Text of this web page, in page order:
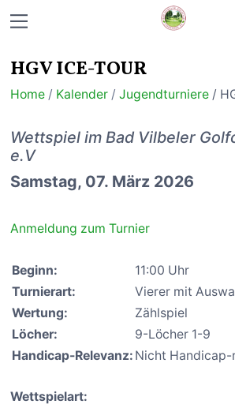
HGV ICE-TOUR
Home / Kalender / Jugendturniere /
Wettspiel im Bad Vilbeler
e.V
Samstag, 07. März 2026
Anmeldung zum Turnier
Beginn:
11:00 Uhr
Turnierart:
Vierer mit
Wertung:
Zählspiel
Löcher:
9-Löcher 1-9
Handicap-Relevanz: Nicht Handicap-
Wettspielart: